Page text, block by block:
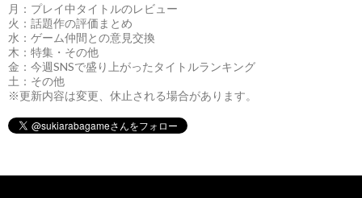
月：プレイ中タイトルのレビュー
火：話題作の評価まとめ
水：ゲーム仲間との意見交換
木：特集・その他
金：今週SNSで盛り上がったタイトルランキング
土：その他
※更新内容は変更、休止される場合があります。